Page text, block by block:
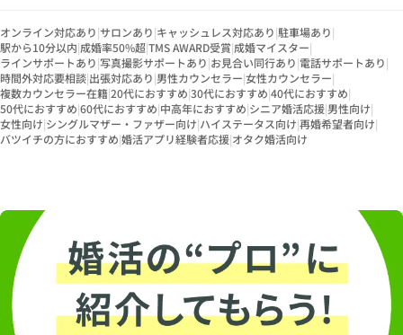
オンライン対応あり|サロンあり|キャッシュレス対応あり|駐車場あり|
駅から10分以内|成婚率50%超|TMS AWARD受賞|成婚マイスター|
ラインサポートあり|写真撮影サポートあり|お見合い同行あり|電話サポートあり|
時間外対応要相談|出張対応あり|男性カウンセラー|女性カウンセラー|
複数カウンセラー在籍|20代におすすめ|30代におすすめ|40代におすすめ|
50代におすすめ|60代におすすめ|中高年におすすめ|シニア婚活応援|男性向け|
女性向け|シングルマザー・ファザー向け|ハイステータス向け|再婚希望者向け|
バツイチの方におすすめ|婚活アプリ経験者応援|オタク婚活向け